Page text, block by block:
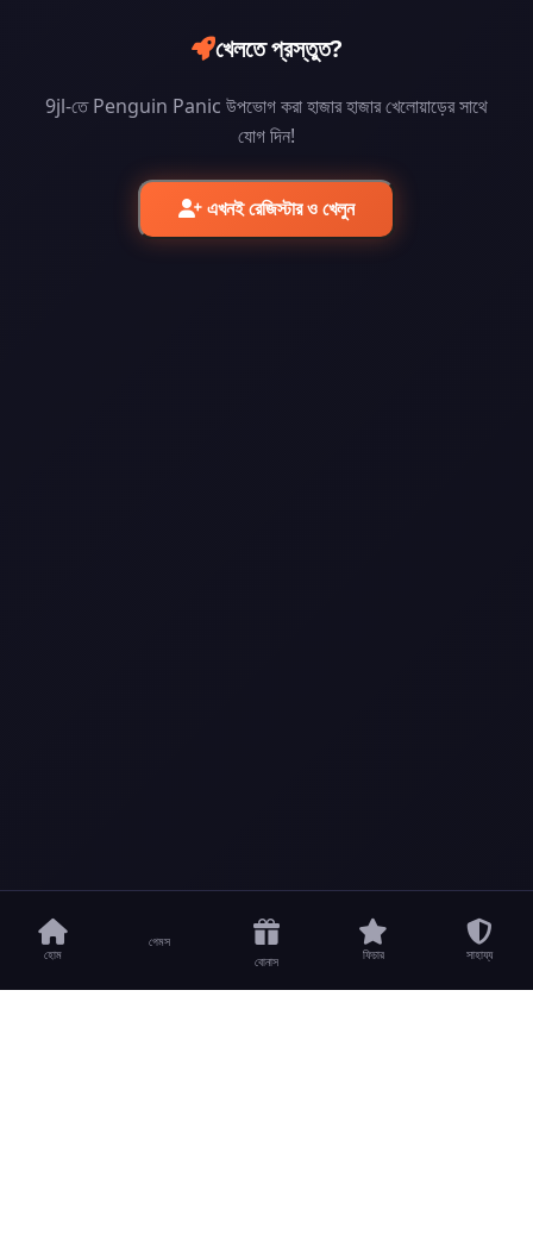
খেলতে প্রস্তুত?
9jl-তে Penguin Panic উপভোগ করা হাজার হাজার খেলোয়াড়ের সাথে
যোগ দিন!
এখনই রেজিস্টার ও খেলুন
হোম
গেমস
বোনাস
ফিচার সাহায্য